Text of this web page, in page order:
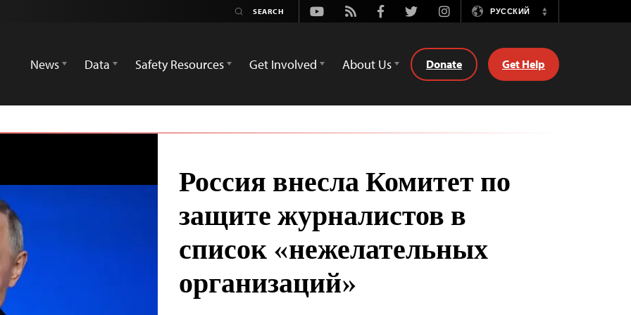
Youtube
Rss FacebookTwitterInstagramРУССКИЙ
Switch
News
Data Safety Resources Get Involved About Us Donate Get Help
Россия внесла Комитет по
защите журналистов в
список «нежелательных
организаций»